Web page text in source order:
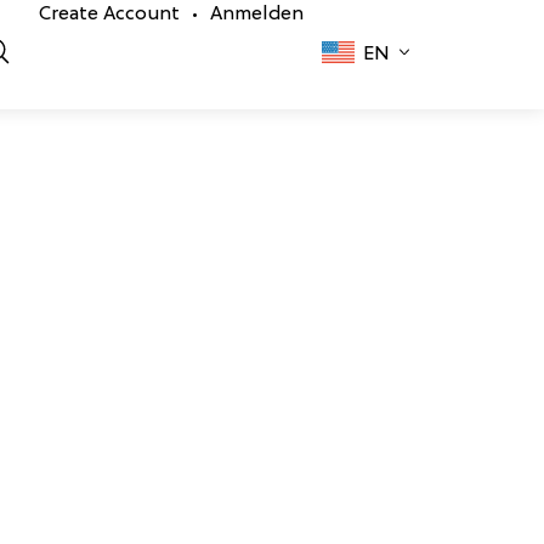
Create Account •
Anmelden
EN